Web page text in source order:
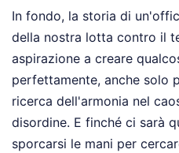
In fondo, la storia di
della nostra lotta contro il
aspirazione a creare
perfettamente, anche solo
ricerca dell'armonia nel
disordine. E finché ci sarà
sporcarsi le mani per